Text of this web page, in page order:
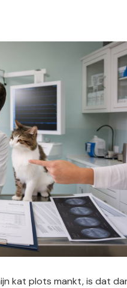
kat plots mankt, is dat